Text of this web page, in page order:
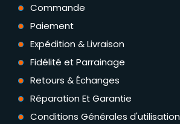
Commande
Paiement
Expédition & Livraison
Fidélité et Parrainage
Retours & Échanges
Réparation Et Garantie
Conditions Générales d'utilisation